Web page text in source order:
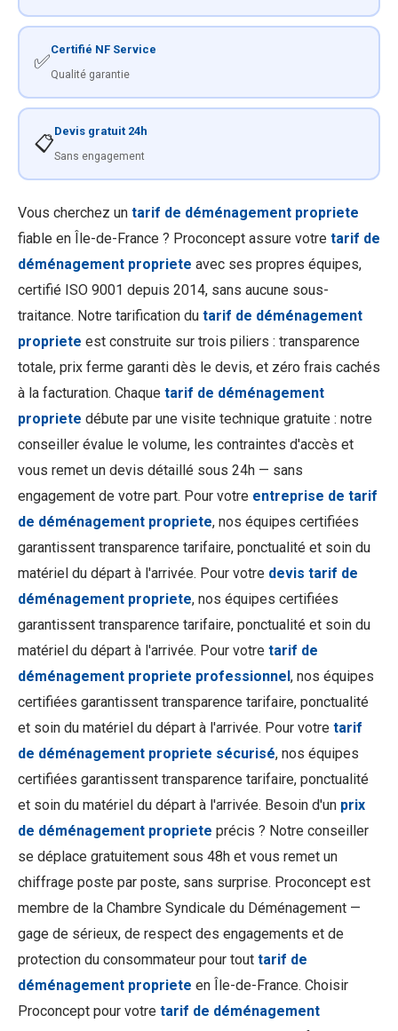
✅
Certifié NF Service
Qualité garantie
📋
Devis gratuit 24h
Sans engagement
Vous cherchez un tarif de déménagement propriete
fiable en Île-de-France ? Proconcept assure votre tarif de
déménagement propriete avec ses propres équipes,
certifié ISO 9001 depuis 2014, sans aucune sous-
traitance. Notre tarification du tarif de déménagement
propriete est construite sur trois piliers : transparence
totale, prix ferme garanti dès le devis, et zéro frais cachés
à la facturation. Chaque tarif de déménagement
propriete débute par une visite technique gratuite : notre
conseiller évalue le volume, les contraintes d'accès et
vous remet un devis détaillé sous 24h — sans
engagement de votre part. Pour votre entreprise de tarif
de déménagement propriete, nos équipes certifiées
garantissent transparence tarifaire, ponctualité et soin du
matériel du départ à l'arrivée. Pour votre devis tarif de
déménagement propriete, nos équipes certifiées
garantissent transparence tarifaire, ponctualité et soin du
matériel du départ à l'arrivée. Pour votre tarif de
déménagement propriete professionnel, nos équipes
certifiées garantissent transparence tarifaire, ponctualité
et soin du matériel du départ à l'arrivée. Pour votre tarif
de déménagement propriete sécurisé, nos équipes
certifiées garantissent transparence tarifaire, ponctualité
et soin du matériel du départ à l'arrivée. Besoin d'un prix
de déménagement propriete précis ? Notre conseiller
se déplace gratuitement sous 48h et vous remet un
chiffrage poste par poste, sans surprise. Proconcept est
membre de la Chambre Syndicale du Déménagement —
gage de sérieux, de respect des engagements et de
protection du consommateur pour tout tarif de
déménagement propriete en Île-de-France. Choisir
Proconcept pour votre tarif de déménagement